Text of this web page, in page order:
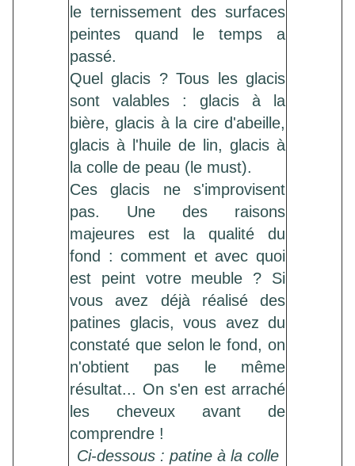
le ternissement des surfaces
peintes quand le temps a
passé.
Quel glacis ? Tous les glacis
sont valables : glacis à la
bière, glacis à la cire d'abeille,
glacis à l'huile de lin, glacis à
la colle de peau (le must).
Ces glacis ne s'improvisent
pas. Une des raisons
majeures est la qualité du
fond : comment et avec quoi
est peint votre meuble ? Si
vous avez déjà réalisé des
patines glacis, vous avez du
constaté que selon le fond, on
n'obtient pas le même
résultat... On s'en est arraché
les cheveux avant de
comprendre !
Ci-dessous : patine à la colle